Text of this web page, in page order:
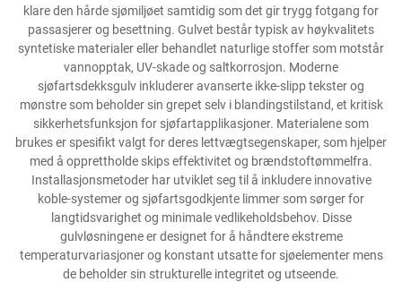
klare den hårde sjømiljøet samtidig som det gir trygg fotgang for
passasjerer og besettning. Gulvet består typisk av høykvalitets
syntetiske materialer eller behandlet naturlige stoffer som motstår
vannopptak, UV-skade og saltkorrosjon. Moderne
sjøfartsdekksgulv inkluderer avanserte ikke-slipp tekster og
mønstre som beholder sin grepet selv i blandingstilstand, et kritisk
sikkerhetsfunksjon for sjøfartapplikasjoner. Materialene som
brukes er spesifikt valgt for deres lettvægtsegenskaper, som hjelper
med å opprettholde skips effektivitet og brændstoftømmelfra.
Installasjonsmetoder har utviklet seg til å inkludere innovative
koble-systemer og sjøfartsgodkjente limmer som sørger for
langtidsvarighet og minimale vedlikeholdsbehov. Disse
gulvløsningene er designet for å håndtere ekstreme
temperaturvariasjoner og konstant utsatte for sjøelementer mens
de beholder sin strukturelle integritet og utseende.